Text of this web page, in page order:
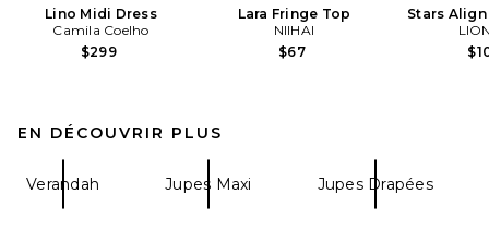
Lino Midi Dress
Camila Coelho
$299
Lara Fringe Top
NIIHAI
$67
Stars
EN DÉCOUVRIR PLUS
Verandah Jupes Maxi Jupes Drapées